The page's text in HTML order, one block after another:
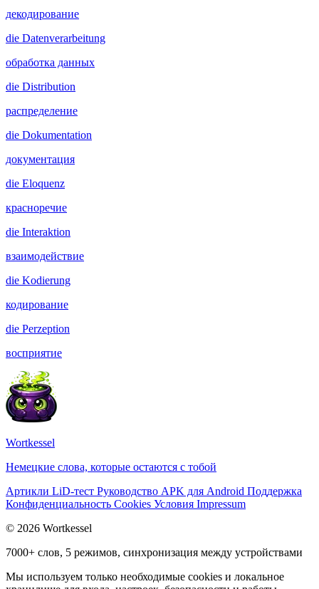
декодирование
die Datenverarbeitung
обработка данных
die Distribution
распределение
die Dokumentation
документация
die Eloquenz
красноречие
die Interaktion
взаимодействие
die Kodierung
кодирование
die Perzeption
восприятие
Wortkessel
Немецкие слова, которые остаются с тобой
Артикли LiD-тест Руководство APK для Android Поддержка
Конфиденциальность Cookies Условия Impressum
© 2026 Wortkessel
7000+ слов, 5 режимов, синхронизация между устройствами
Мы используем только необходимые cookies и локальное